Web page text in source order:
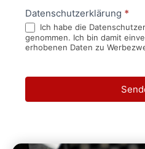
Datenschutzerklärung *
Ich habe die
genommen. Ich bin damit
erhobenen Daten zu